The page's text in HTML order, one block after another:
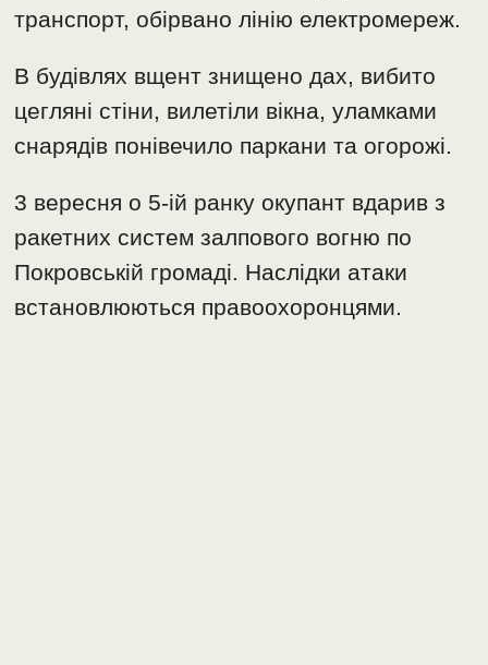
транспорт, обірвано лінію електромереж.
В будівлях вщент знищено дах, вибито
цегляні стіни, вилетіли вікна, уламками
снарядів понівечило паркани та огорожі.
3 вересня о 5-ій ранку окупант вдарив з
ракетних систем залпового вогню по
Покровській громаді. Наслідки атаки
встановлюються правоохоронцями.